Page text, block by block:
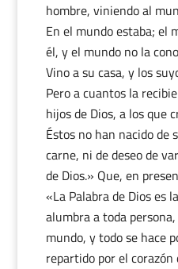
hombre, viniendo al
En el mundo estaba; el
él, y el mundo no la
Vino a su casa, y los
Pero a cuantos la
hijos de Dios, a los que
Éstos no han nacido de
carne, ni de deseo de
de Dios.» Que, en
«La Palabra de Dios es
alumbra a toda
mundo, y todo se hace
repartido por el corazón